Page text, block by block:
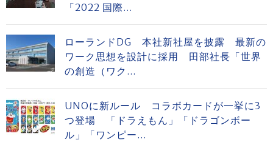
「2022 国際...
ローランドDG 本社新社屋を披露 最新の
ワーク思想を設計に採用 田部社長「世界
の創造（ワク...
UNOに新ルール コラボカードが一挙に3
つ登場 「ドラえもん」「ドラゴンボー
ル」「ワンピー...